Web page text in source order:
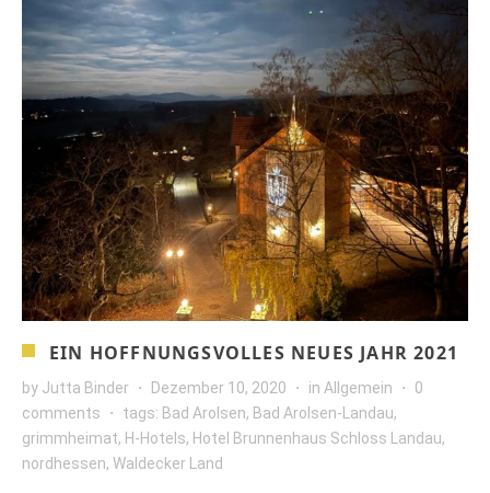
EIN HOFFNUNGSVOLLES NEUES JAHR 2021
by Jutta Binder Dezember 10, 2020 in Allgemein
0
comments
tags: Bad Arolsen, Bad Arolsen-Landau,
grimmheimat, H-Hotels, Hotel Brunnenhaus Schloss Landau,
nordhessen, Waldecker Land